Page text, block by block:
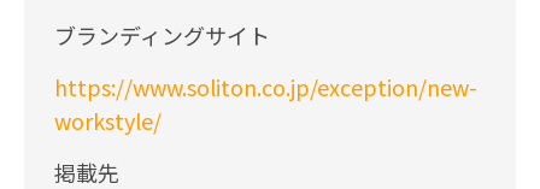
ブランディングサイト
https://www.soliton.co.jp/exception/new-
workstyle/
掲載先